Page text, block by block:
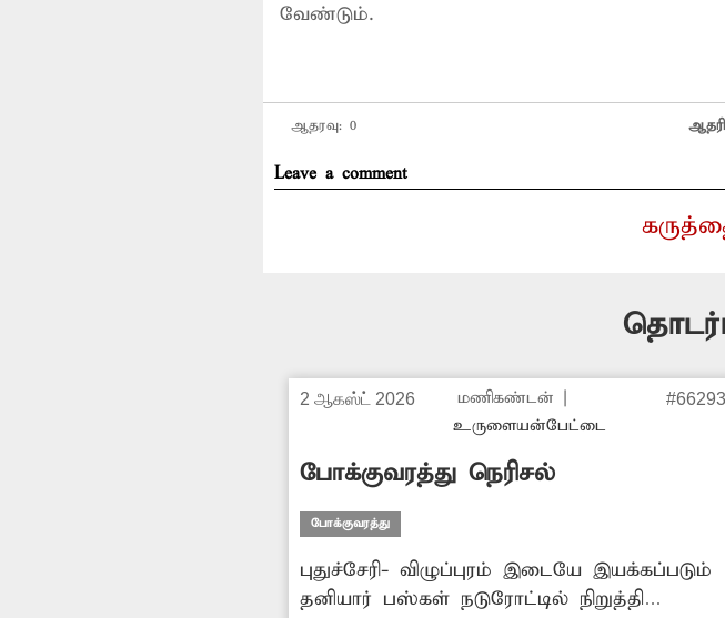
வேண்டும்.
ஆதரவு: 0
Leave a comment
2 ஆகஸ்ட் 2026 மணிகண்டன்
உருளையன்பேட்டை
#66293
போக்குவரத்து நெரிசல்
போக்குவரத்து
புதுச்சேரி- விழுப்புரம் இடையே இயக்கப்படும்
தனியார் பஸ்கள் நடுரோட்டில் நிறுத்தி